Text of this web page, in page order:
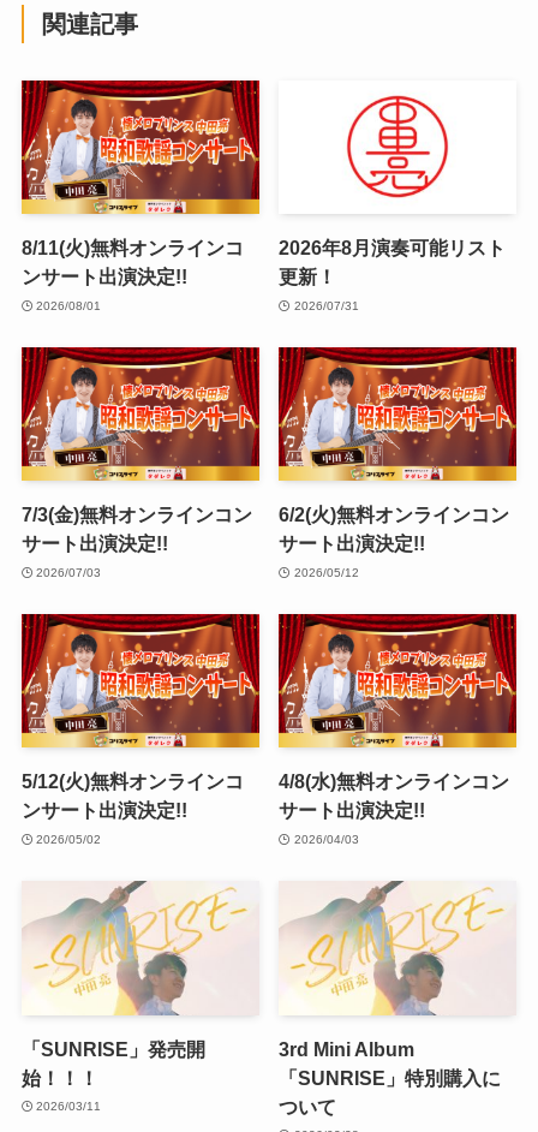
関連記事
8/11(火)無料オンラインコ
ンサート出演決定!!
2026/08/01
2026年8月演奏可能リスト
更新！
2026/07/31
7/3(金)無料オンラインコン
サート出演決定!!
2026/07/03
6/2(火)無料オンラインコン
サート出演決定!!
2026/05/12
5/12(火)無料オンラインコ
ンサート出演決定!!
2026/05/02
4/8(水)無料オンラインコン
サート出演決定!!
2026/04/03
「SUNRISE」発売開
始！！！
2026/03/11
3rd Mini Album
「SUNRISE」特別購入に
ついて